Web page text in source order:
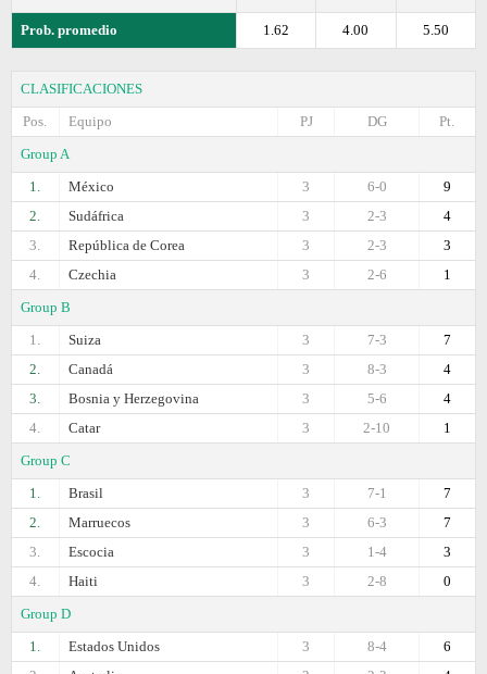
Prob. promedio 5.50
4.00
1.62
CLASIFICACIONES
Pos.
Equipo Pt.
DG
PJ
Group A
1.
México 9
6-0
3
2.
Sudáfrica 4
2-3
3
3.
República de Corea 3
2-3
3
4.
Czechia 1
2-6
3
Group B
1.
Suiza 7
7-3
3
2.
Canadá 4
8-3
3
3.
Bosnia y Herzegovina 4
5-6
3
4.
Catar 1
2-10
3
Group C
1.
Brasil 7
7-1
3
2.
Marruecos 7
6-3
3
3.
Escocia 3
1-4
3
4.
Haiti 0
2-8
3
Group D
1.
Estados Unidos 6
8-4
3